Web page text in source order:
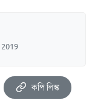
2019
কপি লিঙ্ক